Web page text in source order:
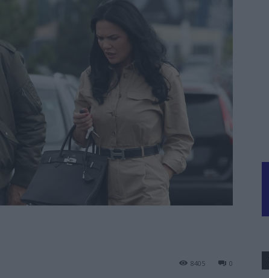
0
8405